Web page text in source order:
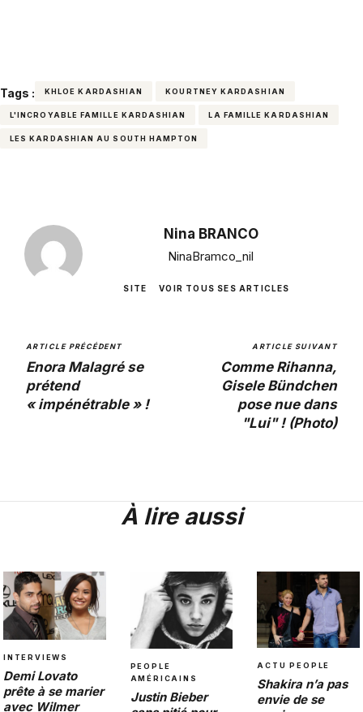
Tags : KHLOE KARDASHIAN KOURTNEY KARDASHIAN
L'INCROYABLE FAMILLE KARDASHIAN LA FAMILLE KARDASHIAN
LES KARDASHIAN AU SOUTH HAMPTON
Nina BRANCO
NinaBramco_nil
SITE VOIR TOUS SES ARTICLES
ARTICLE PRÉCÉDENT
Enora Malagré se
prétend
« impénétrable » !
ARTICLE SUIVANT
Comme Rihanna,
Gisele Bündchen
pose nue dans
"Lui" ! (Photo)
À lire aussi
INTERVIEWS
Demi Lovato
prête à se marier
avec Wilmer
PEOPLE
AMÉRICAINS
Justin Bieber
ACTU PEOPLE
Shakira n’a pas
envie de se